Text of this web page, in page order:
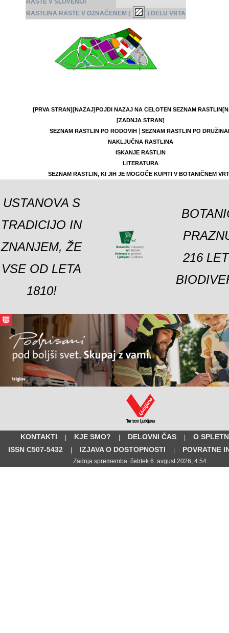
RASTE V SLOVENIJI
RASTLINA RASTE V OZNAČENEM (
) DELU VRTA
[PRVA STRAN][NAZAJ]POJDI NAZAJ NA CELOTEN SEZNAM RASTLIN
[ZADNJA STRAN]
SEZNAM RASTLIN PO RODOVIH|
SEZNAM RASTLIN PO
NAKLJUČNA RASTLINA
ISKANJE RASTLIN
LITERATURA
SEZNAM RASTLIN, KI JIH JE MOGOČE KUPITI V BOTANIČNEM
USTANOVA S
TRADICIJO IN
ZNANJEM, ŽE
VSE OD LETA
1810!
216
KONTAKTI | KJE SMO? | DELOVNI ČAS |
O
ISSN C507-5432
| IZJAVA O DOSTOPNOSTI | POVRATNE
Zadnja sprememba: četrtek 6. avgust 2026, 4:54.